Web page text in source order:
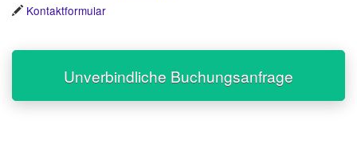
Kontaktformular
Unverbindliche Buchungsanfrage